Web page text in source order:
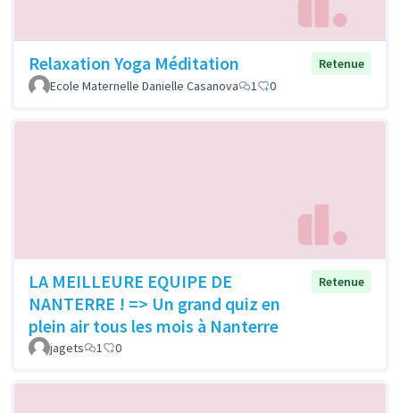
Relaxation Yoga Méditation
Retenue
Ecole Maternelle Danielle Casanova
1 0
LA MEILLEURE EQUIPE DE
NANTERRE ! => Un grand quiz en
plein air tous les mois à Nanterre
Retenue
jagets 1 0